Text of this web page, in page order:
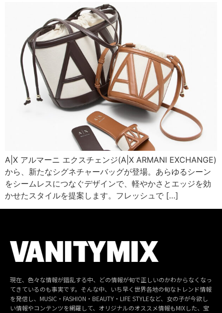
A|X アルマーニ エクスチェンジ(A|X ARMANI EXCHANGE)
から、新たなシグネチャーバッグが登場。あらゆるシーン
をシームレスにつなぐデザインで、軽やかさとエッジを効
かせたスタイルを提案します。フレッシュで […]
現在、色々な情報が錯乱する中、どの情報が旬で正しいのかわからなくなっ
てきているのも事実です。そんな中、いち早く世界各地の旬なトレンド情報
を発信し、MUSIC・FASHION・BEAUTY・LIFE STYLEなど、女の子が今欲し
い情報やコンテンツを網羅して、オリジナルのオススメ情報もMIXした、宝